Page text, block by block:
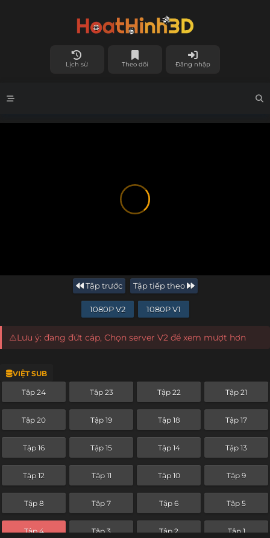
Lịch sử Theo dõi Đăng nhập
Tập trước Tập tiếp theo
1080P V2 1080P V1
⚠️Lưu ý: đang đứt cáp, Chọn server V2 để xem mượt hơn
VIỆT SUB
Tập 24 Tập 23 Tập 22 Tập 21
Tập 20 Tập 19 Tập 18 Tập 17
Tập 16 Tập 15 Tập 14 Tập 13
Tập 12 Tập 11 Tập 10 Tập 9
Tập 8 Tập 7 Tập 6 Tập 5
Tập 4 Tập 3 Tập 2 Tập 1